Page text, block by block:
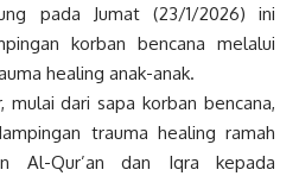
pada Jumat (23/1/2026) ini
korban bencana melalui
healing anak-anak.
mulai dari sapa korban bencana,
trauma healing ramah
Al-Qur’an dan Iqra kepada